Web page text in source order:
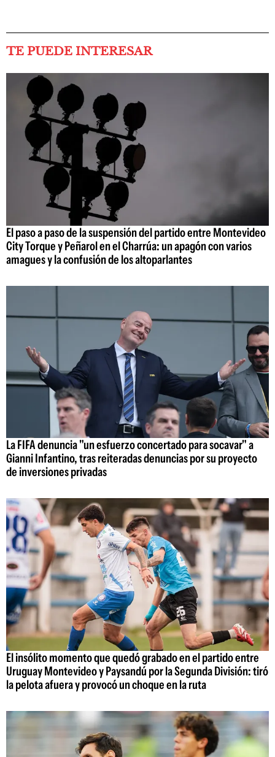
TE PUEDE INTERESAR
El paso a paso de la suspensión del partido entre Montevideo
City Torque y Peñarol en el Charrúa: un apagón con varios
amagues y la confusión de los altoparlantes
La FIFA denuncia "un esfuerzo concertado para socavar" a
Gianni Infantino, tras reiteradas denuncias por su proyecto
de inversiones privadas
El insólito momento que quedó grabado en el partido entre
Uruguay Montevideo y Paysandú por la Segunda División: tiró
la pelota afuera y provocó un choque en la ruta